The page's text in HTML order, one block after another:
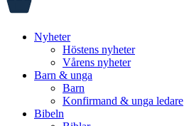
Nyheter
Höstens nyheter
Vårens nyheter
Barn & unga
Barn
Konfirmand & unga ledare
Bibeln